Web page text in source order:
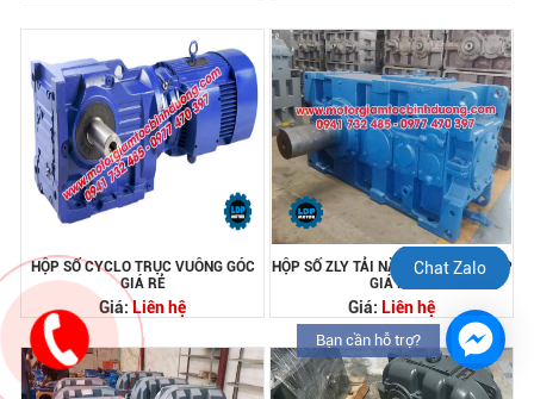
HỘP SỐ CYCLO TRỤC VUÔNG GÓC
GIÁ RẺ
Giá:Liên hệ
HỘP SỐ ZLY TẢI NẶNG CÔNG NGHIỆP
GIÁ RẺ
Giá: Liên hệ
Chat Zalo
Bạn cần hỗ trợ?